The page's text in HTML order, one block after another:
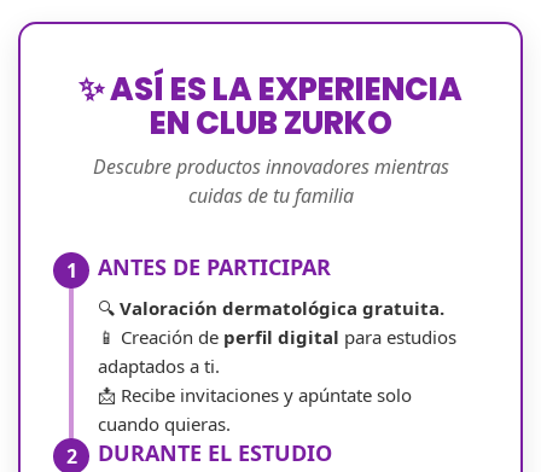
✨ ASÍ ES LA EXPERIENCIA
EN CLUB ZURKO
Descubre productos innovadores mientras
cuidas de tu familia
1 ANTES DE PARTICIPAR
🔍 Valoración dermatológica gratuita.
📱 Creación de perfil digital para estudios
adaptados a ti.
📩 Recibe invitaciones y apúntate solo
cuando quieras.
2 DURANTE EL ESTUDIO